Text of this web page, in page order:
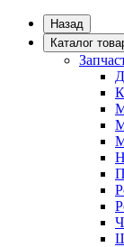
Назад
Каталог